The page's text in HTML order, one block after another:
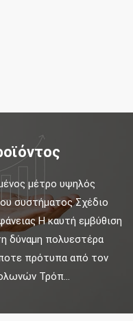
μέτρο υψηλός
συστήματος Σχέδιο
Η καυτή εμβύθιση
δύναμη πολυεστέρα
πρότυπα από τον
Τρόπ...